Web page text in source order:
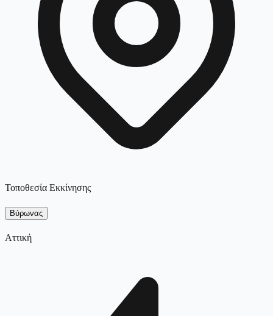
Τοποθεσία Εκκίνησης
Βύρωνας
Αττική